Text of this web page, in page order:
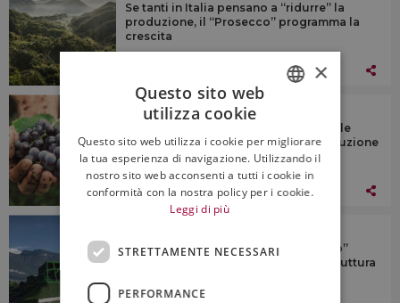
Se tanti in Italia pensano a “ridurre” la
produzione, il “Prosecco” programma la
crescita
ITALIA
Vino: serve trasparenza e rispetto delle
scadenze sui dati per gestire la produzione
05 Agosto 2026
Tramin, cantina-cooperativa “gioiello”
dell’Alto Adige, inaugura la nuova struttura
ENGLISH
×
Questo sito web
utilizza cookie
Questo sito web utilizza i cookie per migliorare
la tua esperienza di navigazione. Utilizzando il
nostro sito web acconsenti a tutti i cookie in
conformità con la nostra policy per i cookie.
Leggi di più
STRETTAMENTE NECESSARI
PERFORMANCE